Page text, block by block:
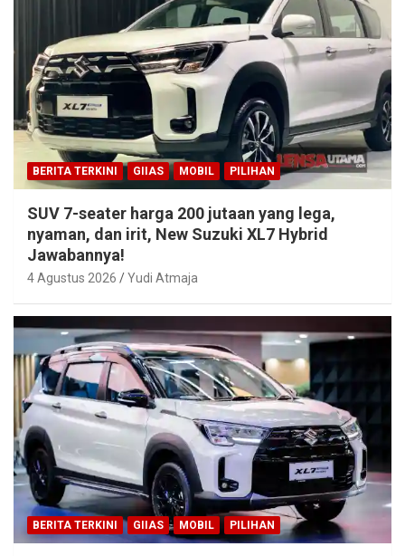
BERITA TERKINI GIIAS MOBIL PILIHAN
SUV 7-seater harga 200 jutaan yang lega,
nyaman, dan irit, New Suzuki XL7 Hybrid
Jawabannya!
4 Agustus 2026 Yudi Atmaja
BERITA TERKINI GIIAS MOBIL PILIHAN